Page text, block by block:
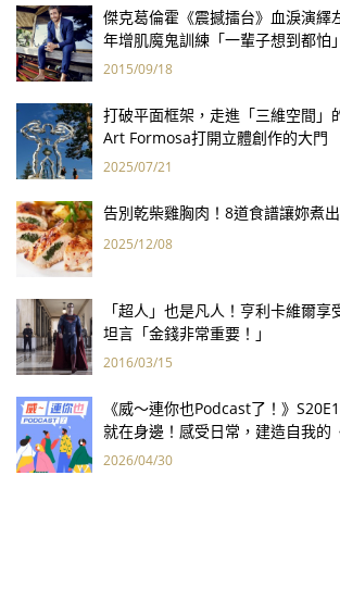
傑克葛倫霍《震撼擂台》血淚演繹
年增肌魔鬼訓練「一輩子想到都怕」
2015/09/18
打破平面框架，走進「三維空間」
Art Formosa打開立體創作的大門
2025/07/21
告別乾柴雞胸肉！8道食譜讓妳煮
2025/12/08
「超人」也是凡人！亨利卡維爾享
坦言「金錢非常重要！」
2016/03/15
《威～連你也Podcast了！》
就在身邊！感受日常，建造自我的
2026/04/30